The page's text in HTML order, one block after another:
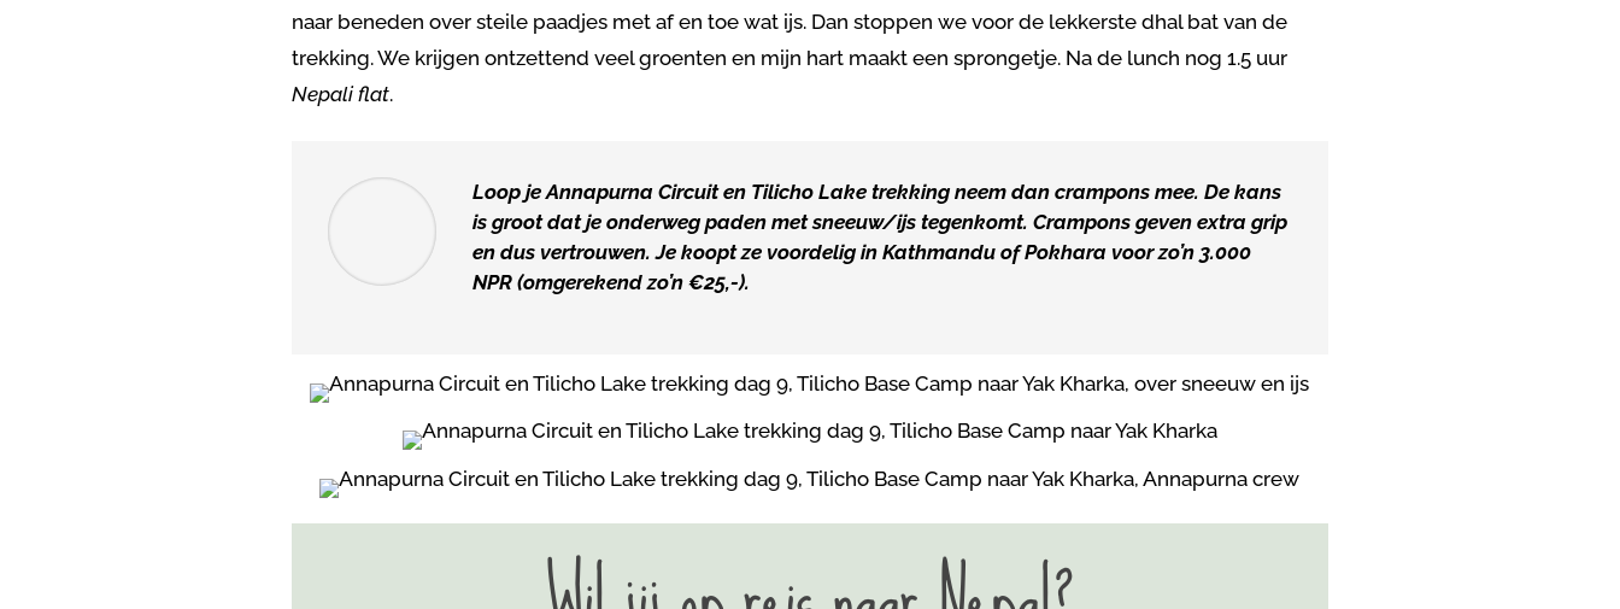
naar beneden over steile paadjes met af en toe wat ijs. Dan stoppen we voor de lekkerste dhal bat van de
trekking. We krijgen ontzettend veel groenten en mijn hart maakt een sprongetje. Na de lunch nog 1.5 uur
Nepali flat.
Loop je Annapurna Circuit en Tilicho Lake trekking neem dan crampons mee. De kans
is groot dat je onderweg paden met sneeuw/ijs tegenkomt. Crampons geven extra grip
en dus vertrouwen. Je koopt ze voordelig in Kathmandu of Pokhara voor zo’n 3.000
NPR (omgerekend zo’n €25,-).